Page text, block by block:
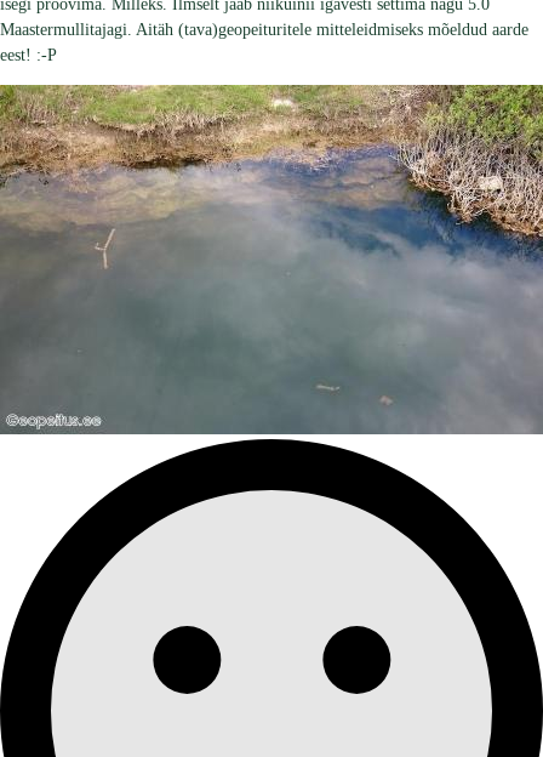
isegi proovima. Milleks. Ilmselt jääb niikuinii igavesti settima nagu 5.0
Maastermullitajagi. Aitäh (tava)geopeituritele mitteleidmiseks mõeldud aarde
eest! :-P